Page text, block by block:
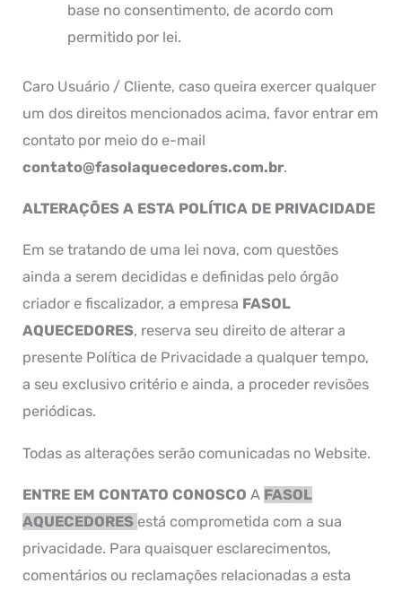
base no consentimento, de acordo com
permitido por lei.
Caro Usuário / Cliente, caso queira exercer qualquer
um dos direitos mencionados acima, favor entrar em
contato por meio do e-mail
contato@fasolaquecedores.com.br.
ALTERAÇÕES A ESTA POLÍTICA DE PRIVACIDADE
Em se tratando de uma lei nova, com questões
ainda a serem decididas e definidas pelo órgão
criador e fiscalizador, a empresa FASOL
AQUECEDORES, reserva seu direito de alterar a
presente Política de Privacidade a qualquer tempo,
a seu exclusivo critério e ainda, a proceder revisões
periódicas.
Todas as alterações serão comunicadas no Website.
ENTRE EM CONTATO CONOSCOA FASOL
AQUECEDORES está comprometida com a sua
privacidade. Para quaisquer esclarecimentos,
comentários ou reclamações relacionadas a esta